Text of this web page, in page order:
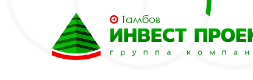
Тамбов